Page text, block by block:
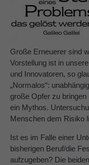
Have any
+44 1234 567
About us
Lorem ipsum
adipiscing elit.
Aenean commodo
Cum sociis
montes, nascetur
ultricies nec.
Große Erneuerer sind
Vorstellung ist in
und Innovatoren, so
„Normalos“:
große Opfer zu
ein Mythos.
Menschen dem Risiko
Ist es im Falle einer
bisherigen Beruf/die
aufzugeben? Die